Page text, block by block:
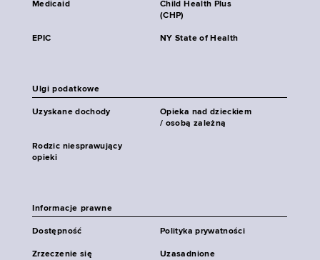
Medicaid
Child Health Plus
(CHP)
EPIC NY State of Health
Ulgi podatkowe
Uzyskane dochody
Opieka nad dzieckiem
/ osobą zależną
Rodzic niesprawujący
opieki
Informacje prawne
Dostępność Polityka prywatności
Zrzeczenie się
Uzasadnione